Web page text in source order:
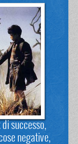
successo,
negative,